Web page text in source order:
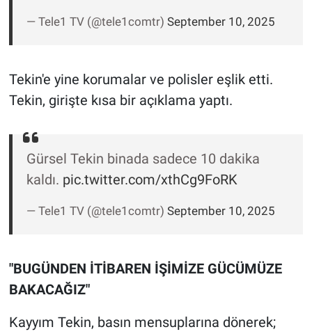
— Tele1 TV (@tele1comtr) September 10, 2025
Tekin'e yine korumalar ve polisler eşlik etti.
Tekin, girişte kısa bir açıklama yaptı.
Gürsel Tekin binada sadece 10 dakika
kaldı. pic.twitter.com/xthCg9FoRK
— Tele1 TV (@tele1comtr) September 10, 2025
"BUGÜNDEN İTİBAREN İŞİMİZE GÜCÜMÜZE
BAKACAĞIZ"
Kayyım Tekin, basın mensuplarına dönerek;
Yerel Gündem
Canlı Yayın